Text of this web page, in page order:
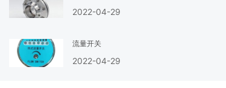
压流量装置，可测量气体、蒸汽、液体及引的
置又称为差压式流量计，是由一次检测件（节
仪）组成广泛应用于气体。 联系我们
2022-04-29
流量开关
2022-04-29